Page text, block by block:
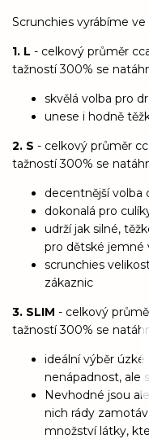
Scrunchies vyrábíme
1. L - celkový průměr
tažností 300% se
skvělá volba pro
unese i hodně
2. S - celkový průměr
tažností 300% se
decentnější volba
dokonalá pro
udrží jak silné,
pro dětské jemné
scrunchies
zákaznic
3. SLIM - celkový
tažností 300% se
ideální výběr
nenápadnost, ale
Nevhodné jsou
nich rády
množství látky,